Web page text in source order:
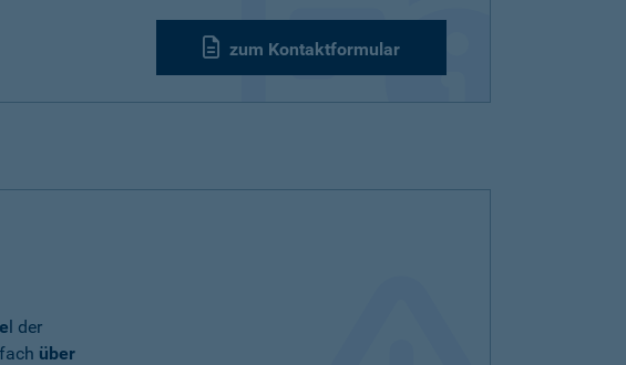
zum Kontaktformular
l der
über